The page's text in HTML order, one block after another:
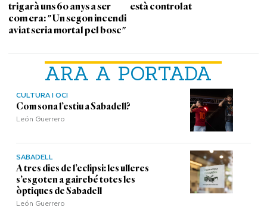
ARA A PORTADA
CULTURA I OCI
Com sona l’estiu a Sabadell?
León Guerrero
SABADELL
A tres dies de l’eclipsi: les ulleres
s’esgoten a gairebé totes les
òptiques de Sabadell
León Guerrero
trigarà uns 60 anys a ser
com era: "Un segon incendi
aviat seria mortal pel bosc"
està controlat